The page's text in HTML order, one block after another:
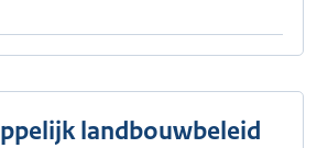
landbouwbeleid